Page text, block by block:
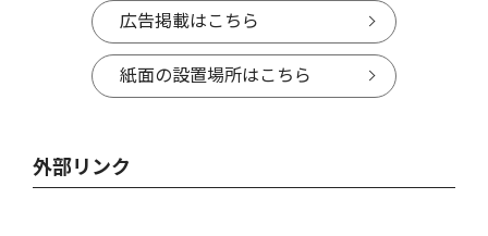
広告掲載はこちら
紙面の設置場所はこちら
外部リンク